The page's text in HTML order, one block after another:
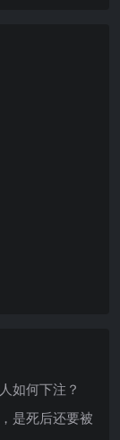
如何下注？
是死后还要被